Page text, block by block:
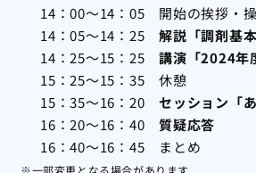
14：00～14：05 開始の挨拶・
14：05～14：25 解説「調剤基
14：25～15：25 講演「2024年
15：25～15：35 休憩
15：35～16：20 セッション「
16：20～16：40 質疑応答
16：40～16：45 まとめ